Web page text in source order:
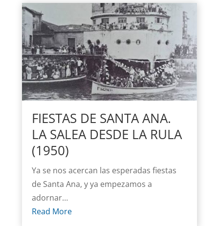
FIESTAS DE SANTA ANA.
LA SALEA DESDE LA RULA
(1950)
Ya se nos acercan las esperadas fiestas
de Santa Ana, y ya empezamos a
adornar…
Read More